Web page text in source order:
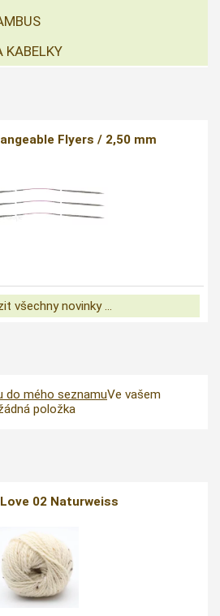
KABELKY
Flyers / 2,50 mm
všechny novinky ...
do mého seznamuVe vašem
položka
02 Naturweiss